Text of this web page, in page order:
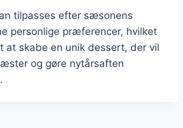
tilpasses efter sæsonens
personlige præferencer, hvilket
at skabe en unik dessert, der vil
og gøre nytårsaften